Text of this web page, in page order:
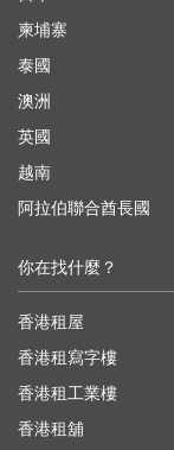
柬埔寨
泰國
澳洲
英國
越南
阿拉伯聯合酋長國
你在找什麼？
香港租屋
香港租寫字樓
香港租工業樓
香港租舖